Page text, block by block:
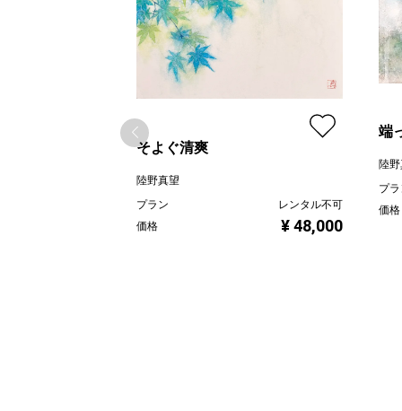
そよぐ清爽
陸野真望
プラン
レンタル不可
価格
¥ 48,000
端
陸
プ
価格